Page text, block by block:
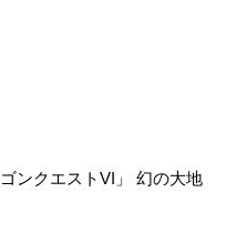
ンクエストVI」 幻の大地